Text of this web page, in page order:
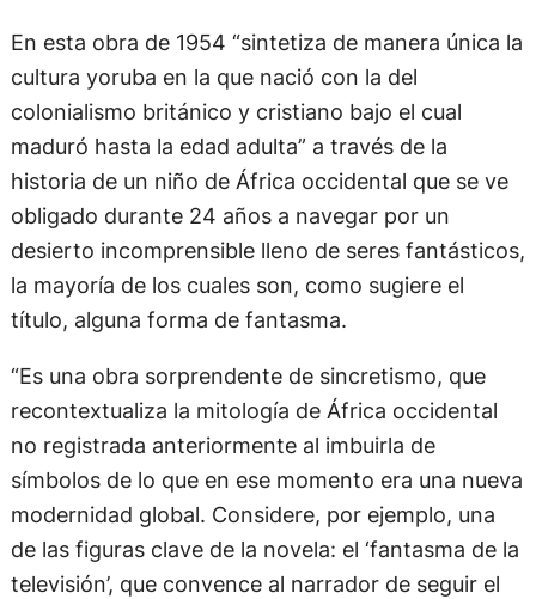
En esta obra de 1954 “sintetiza de manera única la
cultura yoruba en la que nació con la del
colonialismo británico y cristiano bajo el cual
maduró hasta la edad adulta” a través de la
historia de un niño de África occidental que se ve
obligado durante 24 años a navegar por un
desierto incomprensible lleno de seres fantásticos,
la mayoría de los cuales son, como sugiere el
título, alguna forma de fantasma.
“Es una obra sorprendente de sincretismo, que
recontextualiza la mitología de África occidental
no registrada anteriormente al imbuirla de
símbolos de lo que en ese momento era una nueva
modernidad global. Considere, por ejemplo, una
de las figuras clave de la novela: el ‘fantasma de la
televisión’, que convence al narrador de seguir el